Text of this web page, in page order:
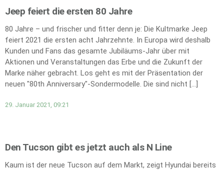
Jeep feiert die ersten 80 Jahre
80 Jahre – und frischer und fitter denn je: Die Kultmarke Jeep
feiert 2021 die ersten acht Jahrzehnte. In Europa wird deshalb
Kunden und Fans das gesamte Jubiläums-Jahr über mit
Aktionen und Veranstaltungen das Erbe und die Zukunft der
Marke näher gebracht. Los geht es mit der Präsentation der
neuen "80th Anniversary"-Sondermodelle. Die sind nicht […]
29. Januar 2021, 09:21
Den Tucson gibt es jetzt auch als N Line
Kaum ist der neue Tucson auf dem Markt, zeigt Hyundai bereits